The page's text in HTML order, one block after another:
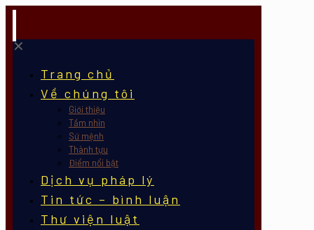
✕
Trang chủ
Về chúng tôi
Giới thiệu
Tầm nhìn
Sứ mệnh
Thành tựu
Điểm nổi bật
Dịch vụ pháp lý
Tin tức – bình luận
Thư viện luật